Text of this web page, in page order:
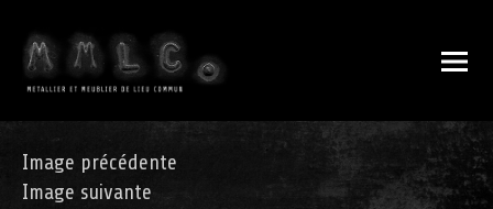
Image précédente
Image suivante